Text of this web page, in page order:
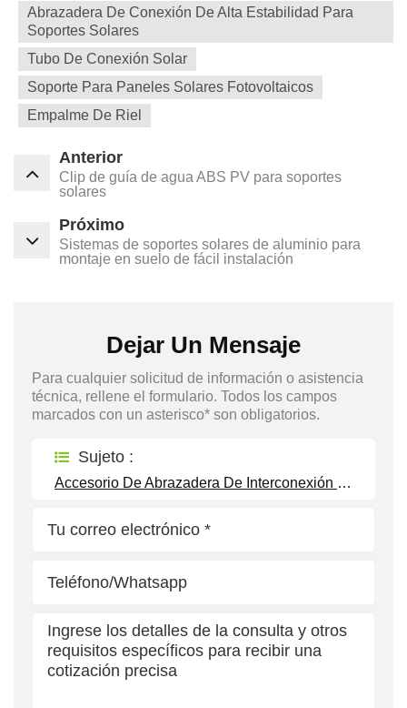
Abrazadera De Conexión De Alta Estabilidad Para
Soportes Solares
Tubo De Conexión Solar
Soporte Para Paneles Solares Fotovoltaicos
Empalme De Riel
Anterior
Clip de guía de agua ABS PV para soportes
solares
Próximo
Sistemas de soportes solares de aluminio para
montaje en suelo de fácil instalación
Dejar Un Mensaje
Para cualquier solicitud de información o asistencia
técnica, rellene el formulario. Todos los campos
marcados con un asterisco* son obligatorios.
Sujeto :
Accesorio De Abrazadera De Interconexión Para Sistemas De Montaje En Bastidor De Energía Solar Fotovoltaica